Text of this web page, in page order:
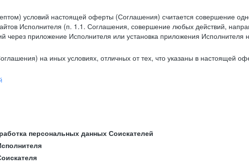
условий настоящей оферты (Соглашения) считается совершение
Исполнителя (п. 1.1. Соглашения, совершение любых действий,
через приложение Исполнителя или установка приложения Исполнителя
на иных условиях, отличных от тех, что указаны в настоящей
персональных данных Соискателей